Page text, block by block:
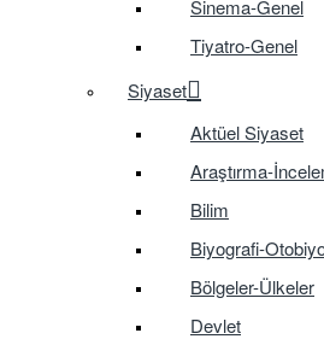
Sinema-Genel
Tiyatro-Genel
Siyaset
Aktüel Siyaset
Araştırma-
Bilim
Biyografi-
Bölgeler-Ülkeler
Devlet